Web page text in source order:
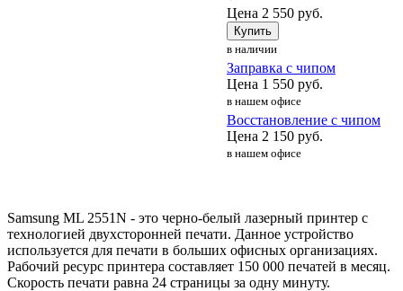
Цена 2 550 руб.
Купить
в наличии
Заправка с чипом
Цена 1 550 руб.
в нашем офисе
Восстановление с чипом
Цена 2 150 руб.
в нашем офисе
Samsung ML 2551N - это черно-белый лазерный принтер с
технологией двухсторонней печати. Данное устройство
используется для печати в больших офисных организациях.
Рабочий ресурс принтера составляет 150 000 печатей в месяц.
Скорость печати равна 24 страницы за одну минуту.